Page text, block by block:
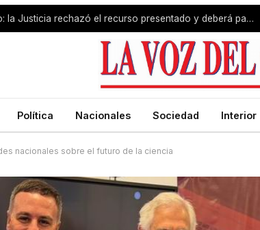
Revés para Zdero: la Justicia rechazó el recurso presentado y deberá pagar el fondo estímulo a trabajadores de Producción
Política Nacionales Sociedad Interior
nacionales sobre el futuro de la ciencia